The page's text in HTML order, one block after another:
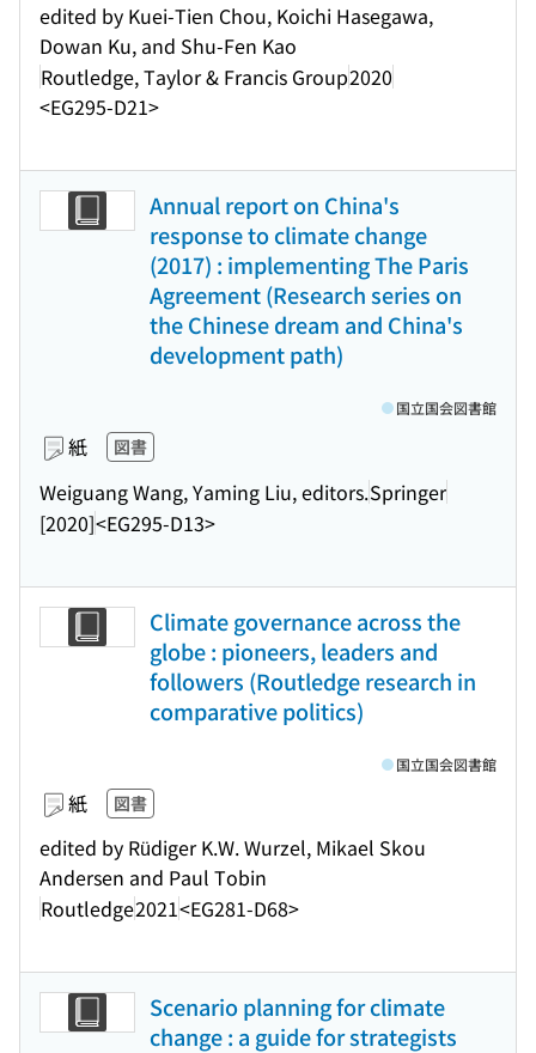
edited by Kuei-Tien Chou, Koichi Hasegawa,
Dowan Ku, and Shu-Fen Kao
Routledge, Taylor & Francis Group2020
<EG295-D21>
Annual report on China's
response to climate change
(2017) : implementing The Paris
Agreement (Research series on
the Chinese dream and China's
development path)
紙 図書
Weiguang Wang, Yaming Liu, editors.Springer
[2020]<EG295-D13>
国立国会図書館
Climate governance across the
globe : pioneers, leaders and
followers (Routledge research in
comparative politics)
紙 図書
edited by Rüdiger K.W. Wurzel, Mikael Skou
Andersen and Paul Tobin
Routledge2021<EG281-D68>
国立国会図書館
Scenario planning for climate
change : a guide for strategists